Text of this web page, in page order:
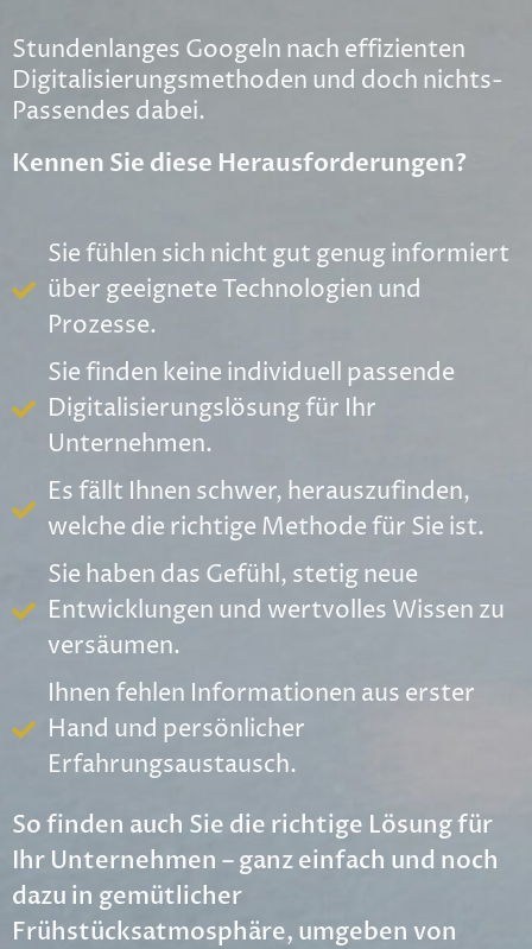
Stundenlanges Googeln nach effizienten
Digitalisierungsmethoden und doch nichts­
Passendes dabei.
Kennen Sie diese Herausforderungen?
Sie fühlen sich nicht gut genug informiert
über geeignete Technologien und
Prozesse.
Sie finden keine individuell passende
Digitalisierungslösung für Ihr
Unternehmen.
Es fällt Ihnen schwer, herauszufinden,
welche die richtige Methode für Sie ist.
Sie haben das Gefühl, stetig neue
Entwicklungen und wertvolles Wissen zu
versäumen.
Ihnen fehlen Informationen aus erster
Hand und persönlicher
Erfahrungsaustausch.
So finden auch Sie die richtige Lösung für
Ihr Unternehmen – ganz einfach und noch
dazu in gemütlicher
Frühstücksatmosphäre, umgeben von